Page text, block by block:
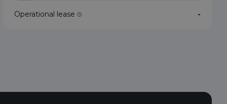
Operational lease -